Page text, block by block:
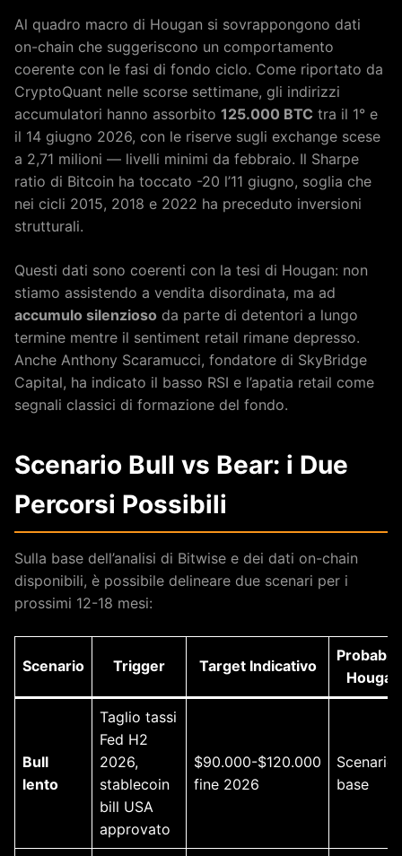
Al quadro macro di Hougan si sovrappongono dati
on-chain che suggeriscono un comportamento
coerente con le fasi di fondo ciclo. Come riportato da
CryptoQuant nelle scorse settimane, gli indirizzi
accumulatori hanno assorbito 125.000 BTC tra il 1° e
il 14 giugno 2026, con le riserve sugli exchange scese
a 2,71 milioni — livelli minimi da febbraio. Il Sharpe
ratio di Bitcoin ha toccato -20 l’11 giugno, soglia che
nei cicli 2015, 2018 e 2022 ha preceduto inversioni
strutturali.
Questi dati sono coerenti con la tesi di Hougan: non
stiamo assistendo a vendita disordinata, ma ad
accumulo silenzioso da parte di detentori a lungo
termine mentre il sentiment retail rimane depresso.
Anche Anthony Scaramucci, fondatore di SkyBridge
Capital, ha indicato il basso RSI e l’apatia retail come
segnali classici di formazione del fondo.
Scenario Bull vs Bear: i Due
Percorsi Possibili
Sulla base dell’analisi di Bitwise e dei dati on-chain
disponibili, è possibile delineare due scenari per i
prossimi 12-18 mesi:
Scenario Trigger Target Indicativo
Hougan
Bull
lento
Taglio tassi
Fed H2
2026,
stablecoin
bill USA
approvato
$90.000-$120.000
fine 2026
Scenario
base